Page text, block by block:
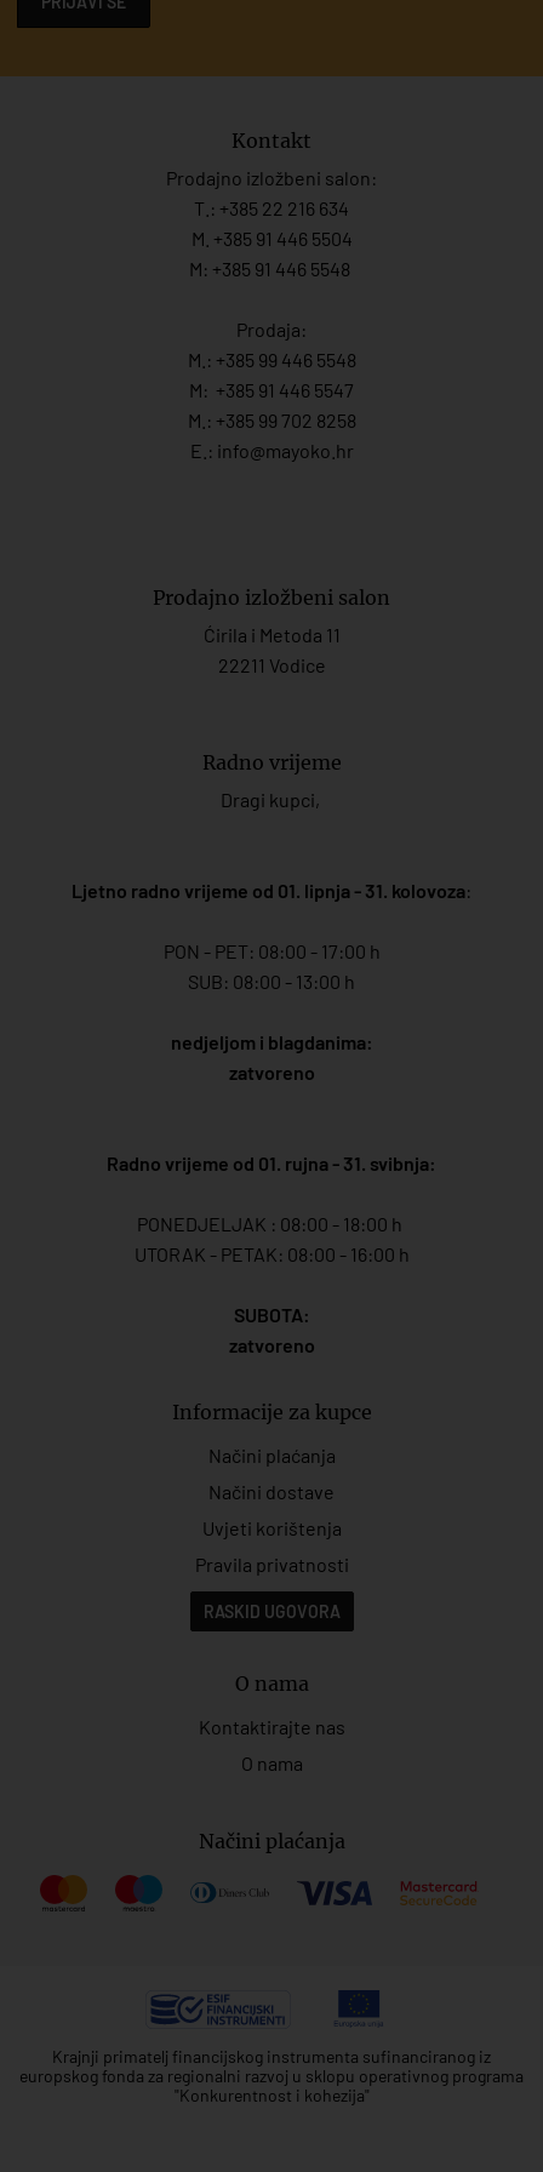
Kontakt
Prodajno izložbeni salon:
T.: +385 22 216 634
M. +385 91 446 5504
M: +385 91 446 5548
Prodaja:
M.: +385 99 446 5548
M: +385 91 446 5547
M.: +385 99 702 8258
E.: info@mayoko. hr
Prodajno izložbeni salon
Ćirila i Metoda 11
22211 Vodice
Radno vrijeme
Dragi kupci,
Ljetno radno vrijeme od 01. lipnja - 31. kolovoza:
PON - PET: 08:00 - 17:00 h
SUB: 08:00 - 13:00 h
nedjeljom i blagdanima:
zatvoreno
Radno vrijeme od 01. rujna - 31. svibnja:
PONEDJELJAK : 08:00 - 18:00 h
UTORAK - PETAK: 08:00 - 16:00 h
SUBOTA:
zatvoreno
Informacije za kupce
Načini plaćanja
Načini dostave
Uvjeti korištenja
Pravila privatnosti
RASKID UGOVORA
O nama
Kontaktirajte nas
O nama
Načini plaćanja
Krajnji primatelj financijskog instrumenta sufinanciranog iz
europskog fonda za regionalni razvoj u sklopu operativnog programa
"Konkurentnost i kohezija"